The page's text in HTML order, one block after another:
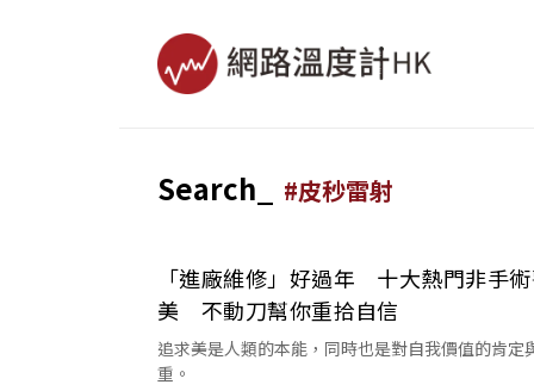
Search_ #皮秒雷射
「進廠維修」好過年 十大熱門非手
美 不動刀幫你重拾自信
追求美是人類的本能，同時也是對自我價值的肯定
重。